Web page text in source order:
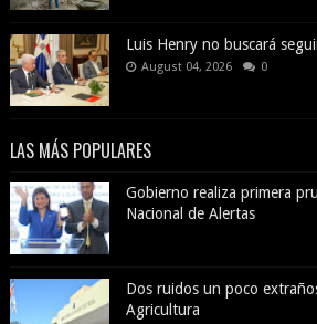
Luis Henry no buscará
August 04, 2026 0
LAS MÁS POPULARES
Gobierno realiza primera
Nacional de Alertas
Dos ruidos un poco
Agricultura